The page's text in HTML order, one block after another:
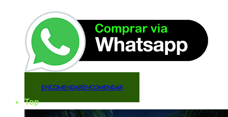
ENCOMENDARENCOMENDAR
Top